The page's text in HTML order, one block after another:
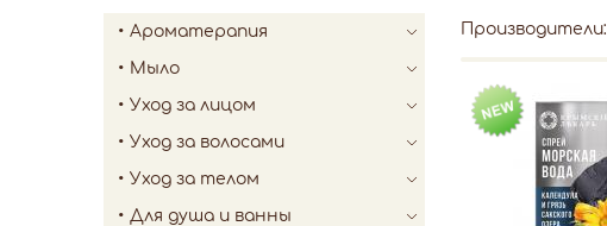
Ароматерапия
Мыло
Уход за лицом
Уход за волосами
Уход за телом
Для душа и ванны
Производители: